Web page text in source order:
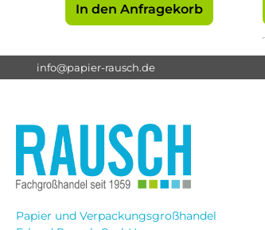
In den Anfragekorb
info@papier-rausch.de
Papier und Verpackungsgroßhandel